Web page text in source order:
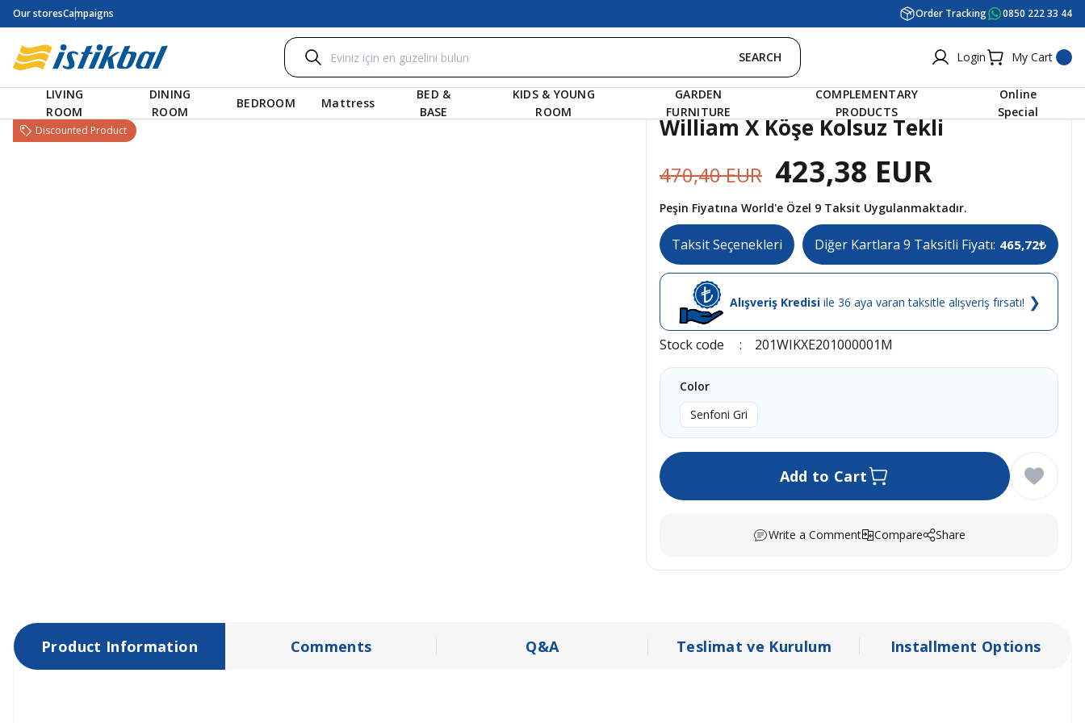
Our storesCampaigns Order Tracking 0850 222 33 44
SEARCH Login My Cart
LIVING
ROOM
DINING
ROOM
BEDROOM Mattress
BED &
BASE
KIDS & YOUNG
ROOM
GARDEN
FURNITURE
COMPLEMENTARY
PRODUCTS
Online
Special
Discounted Product William X Köşe Kolsuz Tekli
470,40 EUR 423,38 EUR
Peşin Fiyatına World'e Özel 9 Taksit Uygulanmaktadır.
Taksit Seçenekleri Diğer Kartlara 9 Taksitli Fiyatı: 465,72₺
Alışveriş Kredisi ile 36 aya varan taksitle alışveriş fırsatı! ❯
Stock code 201WIKXE201000001M
Color
Senfoni Gri
Add to Cart
Write a Comment Compare Share
Product Information Comments Q&A Teslimat ve Kurulum Installment Options